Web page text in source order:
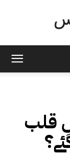
قلب